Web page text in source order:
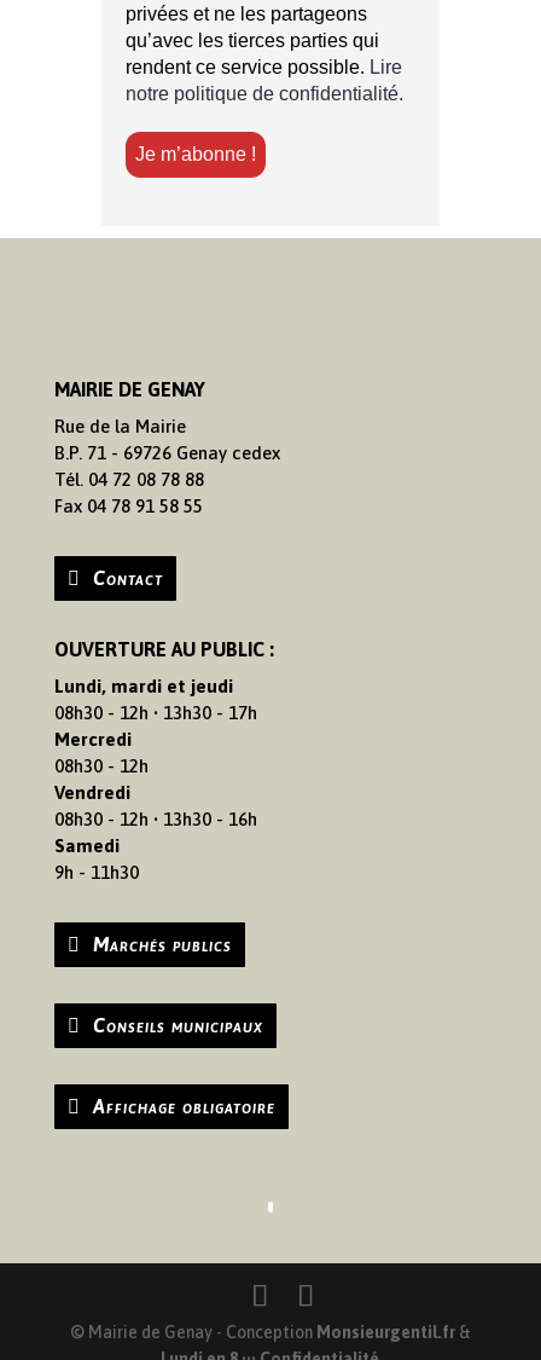
privées et ne les partageons
qu’avec les tierces parties qui
rendent ce service possible. Lire
notre politique de confidentialité.
MAIRIE DE GENAY
Rue de la Mairie
B.P. 71 - 69726 Genay cedex
Tél. 04 72 08 78 88
Fax 04 78 91 58 55
Contact
OUVERTURE AU PUBLIC :
Lundi, mardi et jeudi
08h30 - 12h • 13h30 - 17h
Mercredi
08h30 - 12h
Vendredi
08h30 - 12h • 13h30 - 16h
Samedi
9h - 11h30
Marchés publics
Conseils municipaux
Affichage obligatoire
© Mairie de Genay - Conception Monsieurgentil.fr &